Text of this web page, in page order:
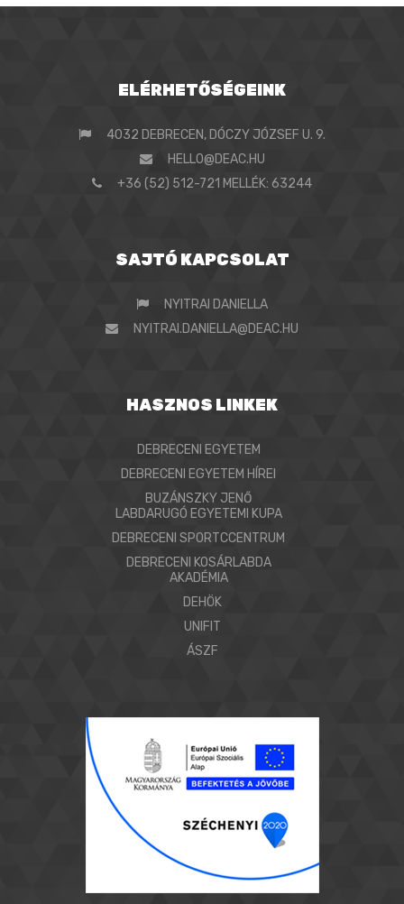
ELÉRHETŐSÉGEINK
4032 DEBRECEN, DÓCZY JÓZSEF U. 9.
HELLO@DEAC.HU
+36 (52) 512-721 MELLÉK: 63244
SAJTÓ KAPCSOLAT
NYITRAI DANIELLA
NYITRAI.DANIELLA@DEAC.HU
HASZNOS LINKEK
DEBRECENI EGYETEM
DEBRECENI EGYETEM HÍREI
BUZÁNSZKY JENŐ
LABDARUGÓ EGYETEMI KUPA
DEBRECENI SPORTCCENTRUM
DEBRECENI KOSÁRLABDA
AKADÉMIA
DEHÖK
UNIFIT
ÁSZF